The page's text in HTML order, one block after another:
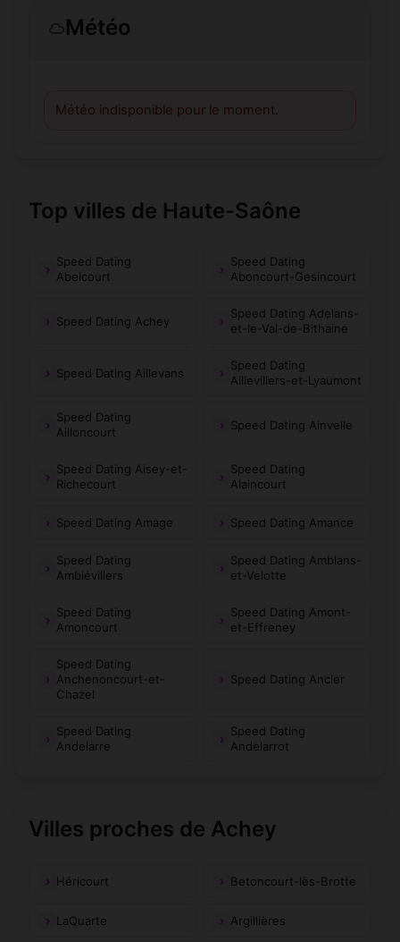
Météo
Météo indisponible pour le moment.
Top villes de Haute-Saône
Speed Dating
Abelcourt
Speed Dating
Aboncourt-Gesincourt
Speed Dating Achey
Speed Dating Adelans-
et-le-Val-de-Bithaine
Speed Dating Aillevans
Speed Dating
Aillevillers-et-Lyaumont
Speed Dating
Ailloncourt
Speed Dating Ainvelle
Speed Dating Aisey-et-
Richecourt
Speed Dating
Alaincourt
Speed Dating Amage Speed Dating Amance
Speed Dating
Ambiévillers
Speed Dating Amblans-
et-Velotte
Speed Dating
Amoncourt
Speed Dating Amont-
et-Effreney
Speed Dating
Anchenoncourt-et-
Chazel
Speed Dating Ancier
Speed Dating
Andelarre
Speed Dating
Andelarrot
Villes proches de Achey
Héricourt Betoncourt-lès-Brotte
LaQuarte Argillières